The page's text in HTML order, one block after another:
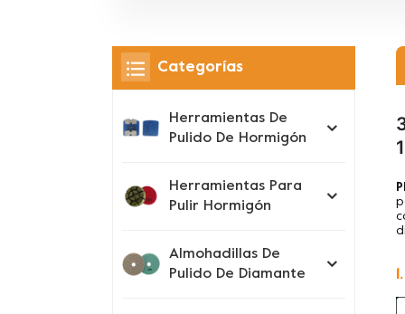
Categorías
Herramientas De
Pulido De Hormigón
Herramientas Para
Pulir Hormigón
Almohadillas De
Pulido De Diamante